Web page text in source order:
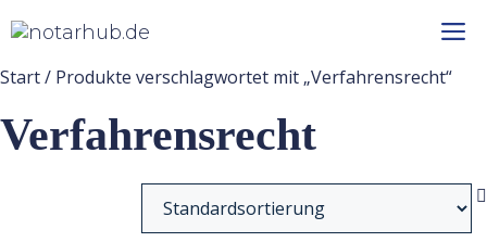
I
h
M
u
Start/ Produkte verschlagwortet mit „Verfahrensrecht“
Verfahrensrecht